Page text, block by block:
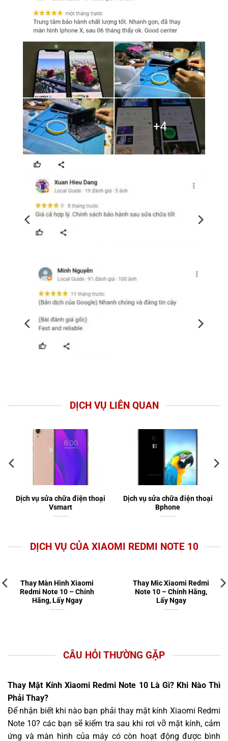
DỊCH VỤ LIÊN QUAN
Dịch vụ sửa chữa điện thoại
Vsmart
Dịch vụ sửa chữa điện thoại
Bphone
DỊCH VỤ CỦA XIAOMI REDMI NOTE 10
Thay Màn Hình Xiaomi
Redmi Note 10 – Chính
Hãng, Lấy Ngay
Thay Mic Xiaomi Redmi
Note 10 – Chính Hãng,
Lấy Ngay
CÂU HỎI THƯỜNG GẶP
Thay Mặt Kính Xiaomi Redmi Note 10 Là Gì? Khi Nào Thì
Phải Thay?
Để nhận biết khi nào bạn phải thay mặt kính Xiaomi Redmi
Note 10? các bạn sẽ kiểm tra sau khi rơi vỡ mặt kính, cảm
ứng và màn hình của máy có còn hoạt động được bình